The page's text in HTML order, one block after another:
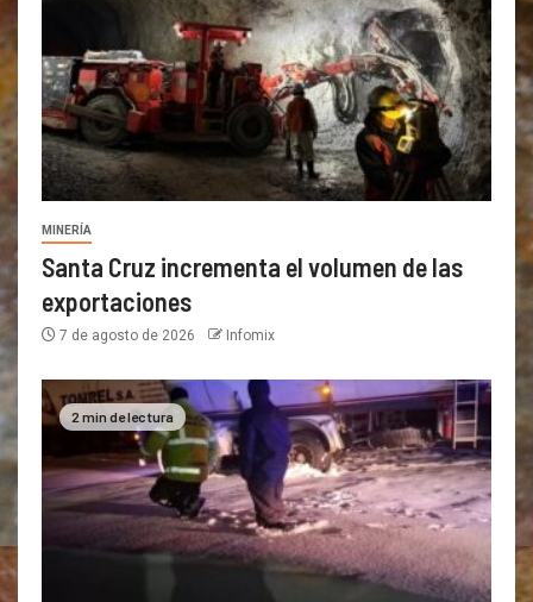
MINERÍA
Santa Cruz incrementa el volumen de las
exportaciones
7 de agosto de 2026 Infomix
2 min de lectura